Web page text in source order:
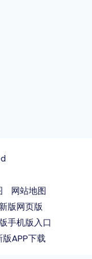
网站地图
版网页版
手机版入口
APP下载